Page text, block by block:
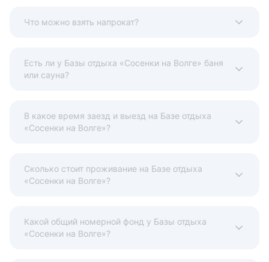
Что можно взять напрокат?
Есть ли у Базы отдыха «Сосенки на Волге» баня
или сауна?
В какое время заезд и выезд на Базе отдыха
«Сосенки на Волге»?
Сколько стоит проживание на Базе отдыха
«Сосенки на Волге»?
Какой общий номерной фонд у Базы отдыха
«Сосенки на Волге»?